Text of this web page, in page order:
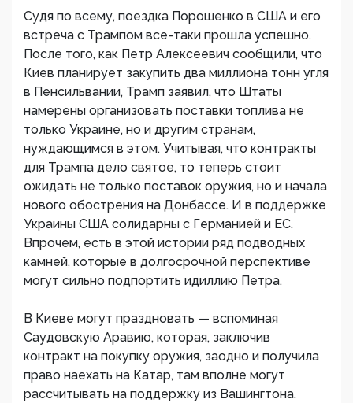
Судя по всему, поездка Порошенко в США и его
встреча с Трампом все-таки прошла успешно.
После того, как Петр Алексеевич сообщили, что
Киев планирует закупить два миллиона тонн угля
в Пенсильвании, Трамп заявил, что Штаты
намерены организовать поставки топлива не
только Украине, но и другим странам,
нуждающимся в этом. Учитывая, что контракты
для Трампа дело святое, то теперь стоит
ожидать не только поставок оружия, но и начала
нового обострения на Донбассе. И в поддержке
Украины США солидарны с Германией и ЕС.
Впрочем, есть в этой истории ряд подводных
камней, которые в долгосрочной перспективе
могут сильно подпортить идиллию Петра.
В Киеве могут праздновать — вспоминая
Саудовскую Аравию, которая, заключив
контракт на покупку оружия, заодно и получила
право наехать на Катар, там вполне могут
рассчитывать на поддержку из Вашингтона.